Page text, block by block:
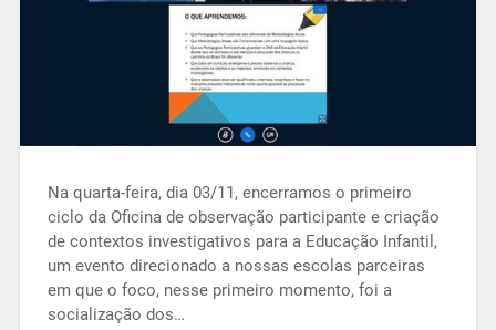
Na quarta-feira, dia 03/11, encerramos o primeiro
ciclo da Oficina de observação participante e criação
de contextos investigativos para a Educação Infantil,
um evento direcionado a nossas escolas parceiras
em que o foco, nesse primeiro momento, foi a
socialização dos…